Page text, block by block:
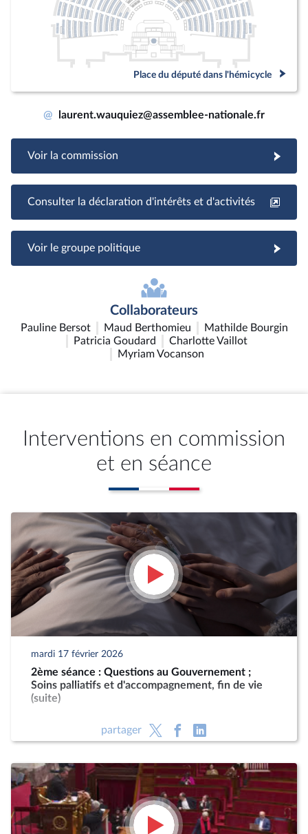
Place du député dans l'hémicycle
@ laurent.wauquiez@assemblee-nationale.fr
Voir la commission
Consulter la déclaration d'intérêts et d'activités
Voir le groupe politique
Collaborateurs
Pauline Bersot Maud Berthomieu
Mathilde Bourgin
Patricia Goudard
Charlotte Vaillot
Myriam Vocanson
Interventions en commission
et en séance
mardi 17 février 2026
2ème séance : Questions au Gouvernement ;
Soins palliatifs et d'accompagnement, fin de vie
(suite)
partager